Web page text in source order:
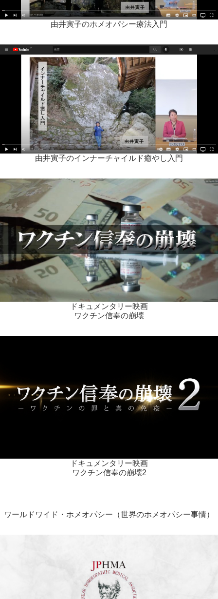
由井寅子のホメオパシー療法入門
由井寅子のインナーチャイルド癒やし入門
ドキュメンタリー映画
ワクチン信奉の崩壊
ドキュメンタリー映画
ワクチン信奉の崩壊2
ワールドワイド・ホメオパシー（世界のホメオパシー事情）